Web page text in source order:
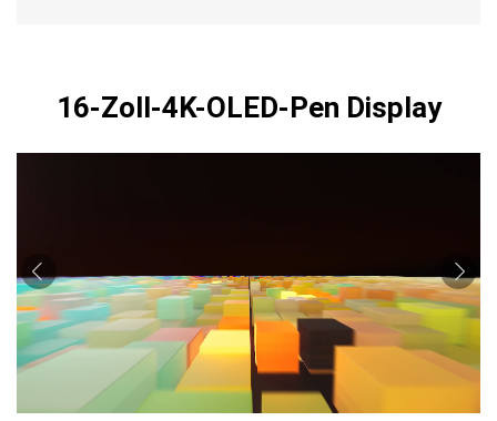
16-Zoll-4K-OLED-Pen Display